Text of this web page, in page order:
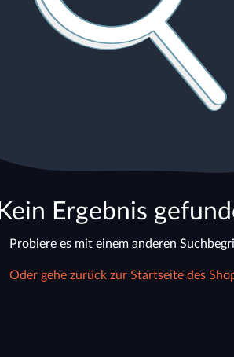
Kein Ergebnis
Probiere es mit einem anderen
Oder gehe zurück zur Startseite des